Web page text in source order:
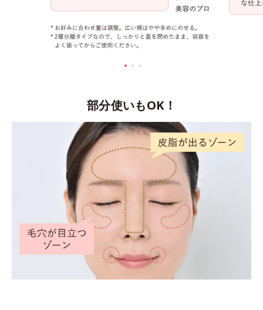
部分使いもOK！